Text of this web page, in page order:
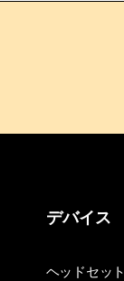
デバイス
ヘッドセット